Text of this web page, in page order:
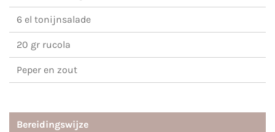
6 el tonijnsalade
20 gr rucola
Peper en zout
Bereidingswijze